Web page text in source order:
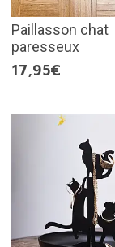
Paillasson chat
paresseux
17,95€